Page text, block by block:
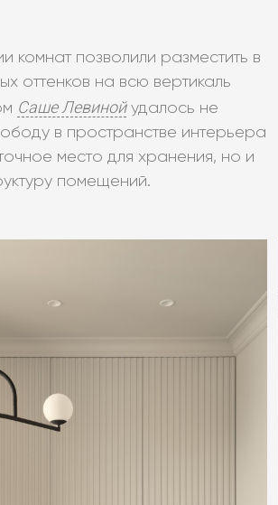
комнат позволили разместить в
оттенков на всю вертикаль
Саше Левинойудалось не
в пространстве интерьера
место для хранения, но и
помещений.